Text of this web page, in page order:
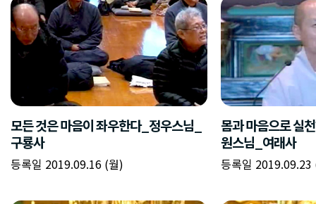
모든 것은 마음이 좌우한다_정우스님_
구룡사
등록일 2019.09.16 (월)
몸과 마음으로 실
원스님_여래사
등록일 2019.09.23